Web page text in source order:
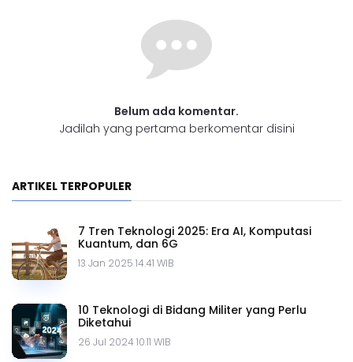
Belum ada komentar.
Jadilah yang pertama berkomentar disini
ARTIKEL TERPOPULER
7 Tren Teknologi 2025: Era AI, Komputasi
Kuantum, dan 6G
13 Jan 2025 14.41 WIB
10 Teknologi di Bidang Militer yang Perlu
Diketahui
26 Jul 2024 10.11 WIB